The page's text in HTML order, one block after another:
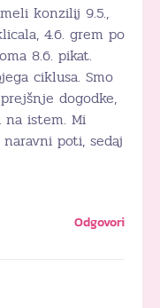
konzilij 9.5.,
4.6. grem po
8.6. pikat.
ciklusa. Smo
dogodke,
na istem. Mi
poti, sedaj
Odgovori